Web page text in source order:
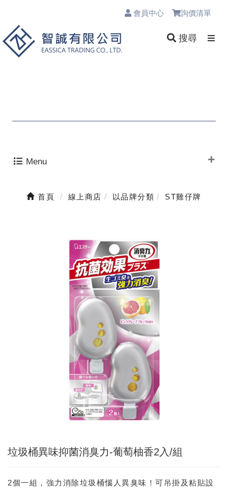
會員中心 詢價清單
搜尋
Menu
首頁 線上商店 以品牌分類 ST雞仔牌
垃圾桶異味抑菌消臭力-葡萄柚香2入/組
2個一組，強力消除垃圾桶惱人異臭味！可吊掛及粘貼設